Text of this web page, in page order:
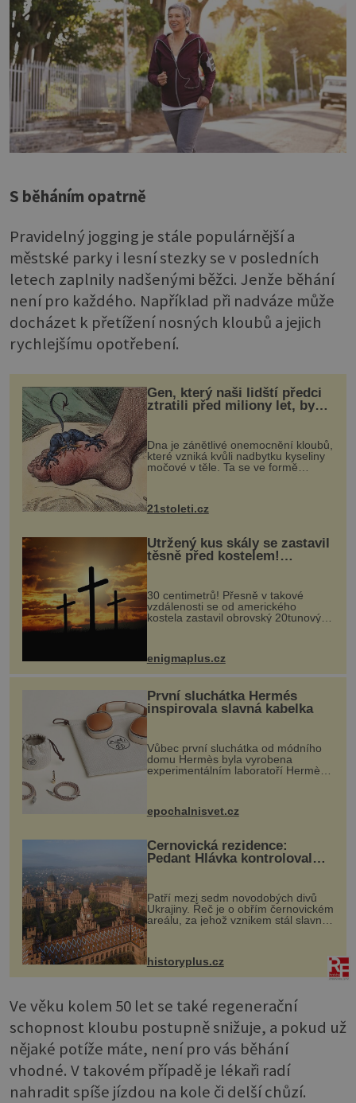
S běháním opatrně
Pravidelný jogging je stále populárnější a
městské parky i lesní stezky se v posledních
letech zaplnily nadšenými běžci. Jenže běhání
není pro každého. Například při nadváze může
docházet k přetížení nosných kloubů a jejich
rychlejšímu opotřebení.
Gen, který naši lidští předci
ztratili před miliony let, by
mohl pomoci s léčbou
„nemoci králů“
Dna je zánětlivé onemocnění kloubů,
které vzniká kvůli nadbytku kyseliny
močové v těle. Ta se ve formě
nohou, a způsobuje bole...
21stoleti.cz
Utržený kus skály se zastavil
těsně před kostelem!
Ochránila ho boží síla?
30 centimetrů! Přesně v takové
vzdálenosti se od amerického
kostela zastavil obrovský 20tunový
...
enigmaplus.cz
První sluchátka Hermés
inspirovala slavná kabelka
Vůbec první sluchátka od módního
domu Hermès byla vyrobena
experimentálním laboratoří Hermès
kovový...
epochalnisvet.cz
Černovická rezidence:
Pedant Hlávka kontroloval
Patří mezi sedm novodobých divů
Ukrajiny. Řeč je o obřím černovickém
areálu, za jehož vznikem stál slavný
český architekt Josef Hlávka. Ten si
na něm dal mimořádně záležet. Jeho
stavební plány by při ...
historyplus.cz
Ve věku kolem 50 let se také regenerační
schopnost kloubu postupně snižuje, a pokud už
nějaké potíže máte, není pro vás běhání
vhodné. V takovém případě je lékaři radí
nahradit spíše jízdou na kole či delší chůzí.